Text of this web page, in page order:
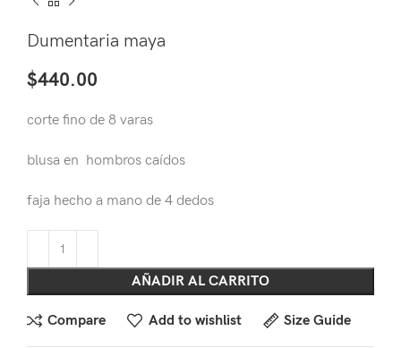
Dumentaria maya
$440.00
corte fino de 8 varas
blusa en hombros caídos
faja hecho a mano de 4 dedos
AÑADIR AL CARRITO
Compare Add to wishlist Size Guide